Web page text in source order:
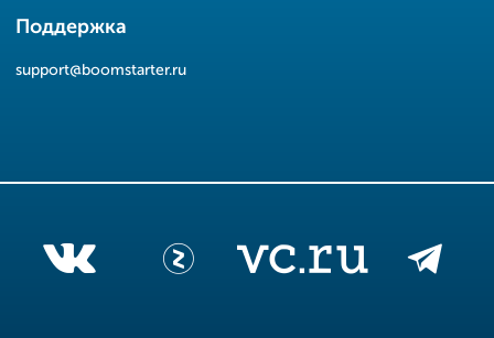
Поддержка
support@boomstarter.ru